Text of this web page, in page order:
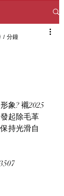
1 分鐘
象? 襯2025
起除毛革
持光滑自